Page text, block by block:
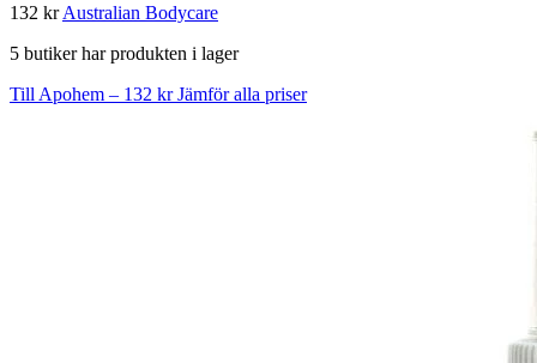
132 krAustralian Bodycare
5 butiker har produkten i lager
Till Apohem – 132 krJämför alla priser